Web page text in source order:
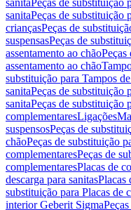
sanitaPeças de substituição
sanitaPeças de substituição
criançasPeças de
suspensasPeças de
assentamento ao chãoPeças
assentamento ao chão
substituição para Tampos
sanitaPeças de substituição
sanitaPeças de substituição
complementaresLigações
suspensosPeças de
chãoPeças de substituição
complementaresPeças de
complementaresPlacas de
descarga para sanitasPlacas
substituição para Placas de
interior Geberit Sigma